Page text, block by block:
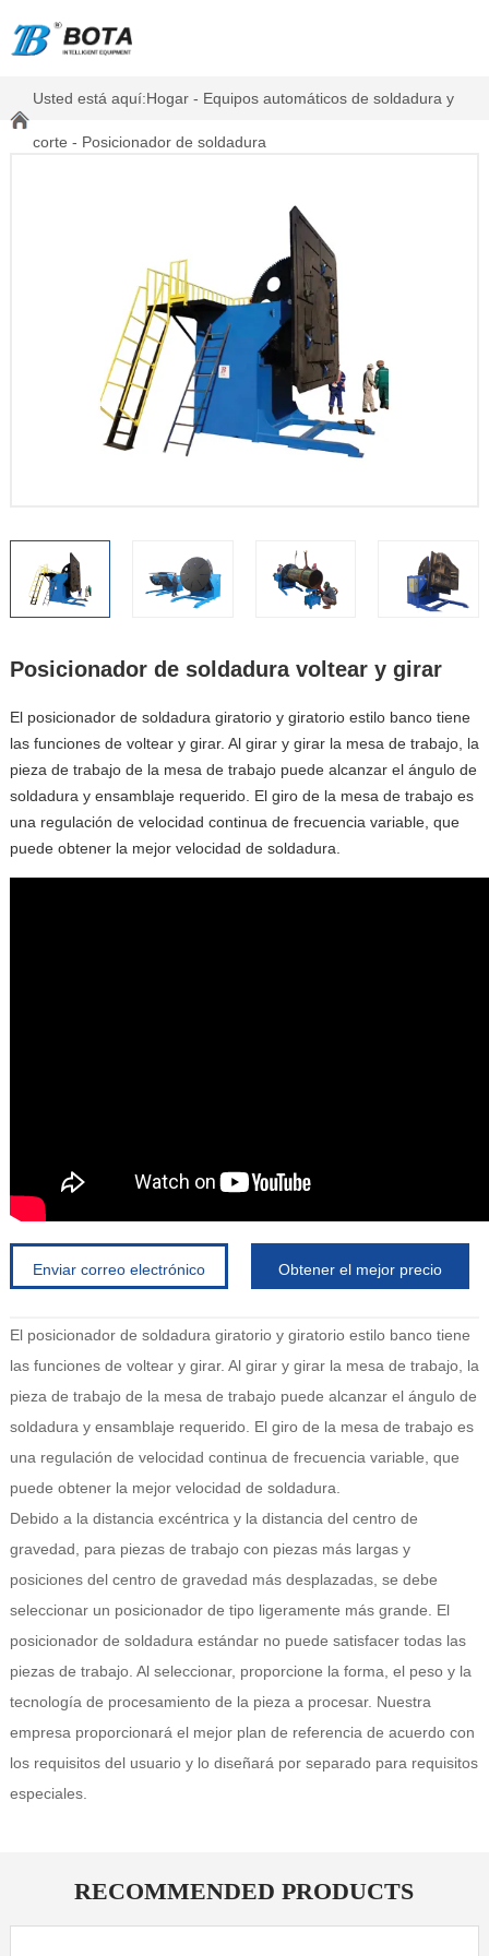
Usted está aquí:Hogar- Equipos automáticos de soldadura y
corte - Posicionador de soldadura
Posicionador de soldadura voltear y girar
El posicionador de soldadura giratorio y giratorio estilo banco tiene
las funciones de voltear y girar. Al girar y girar la mesa de trabajo, la
pieza de trabajo de la mesa de trabajo puede alcanzar el ángulo de
soldadura y ensamblaje requerido. El giro de la mesa de trabajo es
una regulación de velocidad continua de frecuencia variable, que
puede obtener la mejor velocidad de soldadura.
Enviar correo electrónico Obtener el mejor precio
El posicionador de soldadura giratorio y giratorio estilo banco tiene
las funciones de voltear y girar. Al girar y girar la mesa de trabajo, la
pieza de trabajo de la mesa de trabajo puede alcanzar el ángulo de
soldadura y ensamblaje requerido. El giro de la mesa de trabajo es
una regulación de velocidad continua de frecuencia variable, que
puede obtener la mejor velocidad de soldadura.
Debido a la distancia excéntrica y la distancia del centro de
gravedad, para piezas de trabajo con piezas más largas y
posiciones del centro de gravedad más desplazadas, se debe
seleccionar un posicionador de tipo ligeramente más grande. El
posicionador de soldadura estándar no puede satisfacer todas las
piezas de trabajo. Al seleccionar, proporcione la forma, el peso y la
tecnología de procesamiento de la pieza a procesar. Nuestra
empresa proporcionará el mejor plan de referencia de acuerdo con
los requisitos del usuario y lo diseñará por separado para requisitos
especiales.
RECOMMENDED PRODUCTS